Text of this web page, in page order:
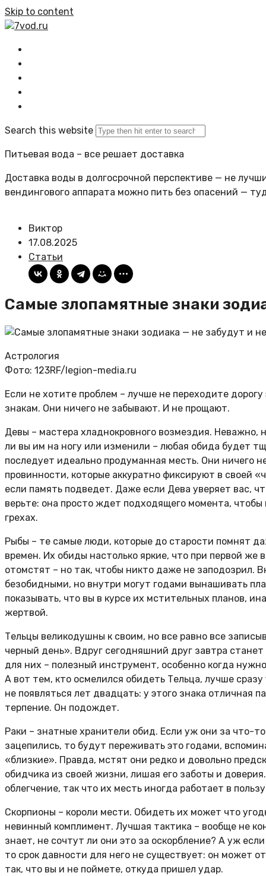
Skip to content
7vod.ru
Search this website
Питьевая вода – все решает доставка
Доставка воды в долгосрочной перспективе — не
вендингового аппарата можно пить без опасений —
Виктор
17.08.2025
Статьи
Самые злопамятные знаки
Астрология
Фото: 123RF/legion-media.ru
Если не хотите проблем – лучше не переходите
знакам. Они ничего не забывают. И не прощают.
Девы – мастера хладнокровного возмездия. Неважно,
ли вы им на ногу или изменили – любая обида будет
последует идеально продуманная месть. Они ничего
провинности, которые аккуратно фиксируют в своей
если память подведет. Даже если Дева уверяет вас,
верьте: она просто ждет подходящего момента,
грехах.
Рыбы – те самые люди, которые до старости помнят
времен. Их обиды настолько яркие, что при первой же
отомстят – но так, чтобы никто даже не заподозрил.
безобидными, но внутри могут годами вынашивать
показывать, что вы в курсе их мстительных планов,
жертвой.
Тельцы великодушны к своим, но все равно все
черный день». Вдруг сегодняшний друг завтра
для них – полезный инструмент, особенно когда
А вот тем, кто осмелился обидеть Тельца, лучше
не появляться лет двадцать: у этого знака отличная
терпение. Он подождет.
Раки – знатные хранители обид. Если уж они за что-то
зацепились, то будут переживать это годами,
«близкие». Правда, мстят они редко и довольно
обидчика из своей жизни, лишая его заботы и
облегчение, так что их месть иногда работает в
Скорпионы – короли мести. Обидеть их может что
невинный комплимент. Лучшая тактика – вообще не
знает, не сочтут ли они это за оскорбление? А уж
то срок давности для него не существует: он может
так, что вы и не поймете, откуда пришел удар.